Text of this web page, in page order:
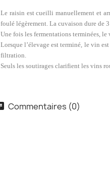
Le raisin est cueilli manuellement et
foulé légèrement. La cuvaison dure de
Une fois les fermentations terminées,
Lorsque l’élevage est terminé, le vin
filtration.
Seuls les soutirages clarifient les vins
Commentaires (0)